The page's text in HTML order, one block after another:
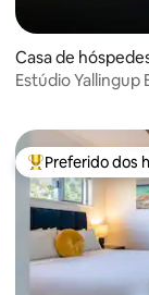
Casa de
Estúdio Yallingup
Entre os
Preferido dos